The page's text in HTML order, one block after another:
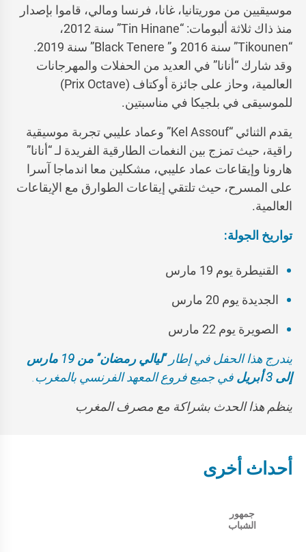
موسيقيين من موريتانيا، غانا، فرنسا ومالي، قاموا بإصدار
منذ ذاك ثلاثة ألبومات: “Tin Hinane” سنة 2012،
“Tikounen” سنة 2016 و” Black Tenere” سنة 2019.
وقد شارك “أنانا” في العديد من الحفلات والمهرجانات
العالمية، وحاز على جائزة أوكتاف (Prix Octave)
للموسيقى في بلجيكا في مناسبتين.
يقدم الثنائي “Kel Assouf” وعماد عليبي تجربة موسيقية
راقية، حيث تمزج بين النغمات الطارقية الفريدة لـ “أنانا”
هارونا وإيقاعات عماد عليبي، مشكلين معا اندماجا آسرا
على المسرح، حيث تلتقي إيقاعات الطوارق مع الإيقاعات
العالمية.
تواريخ الجولة:
القنيطرة يوم 19 مارس
الجديدة يوم 20 مارس
الصويرة يوم 22 مارس
يندرج هذا الحفل في إطار
“ليالي رمضان” من 19 مارس
إلى 3 أبريل
في جميع فروع المعهد الفرنسي بالمغرب.
ينظم هذا الحدث بشراكة مع مصرف المغرب
أحداث أخرى
جمهور
الشباب